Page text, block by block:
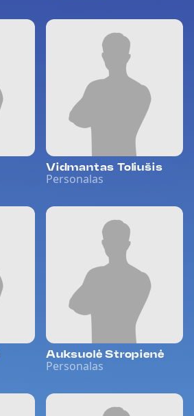
Vidmantas Toliušis
Personalas
Auksuolė Stropienė
Personalas